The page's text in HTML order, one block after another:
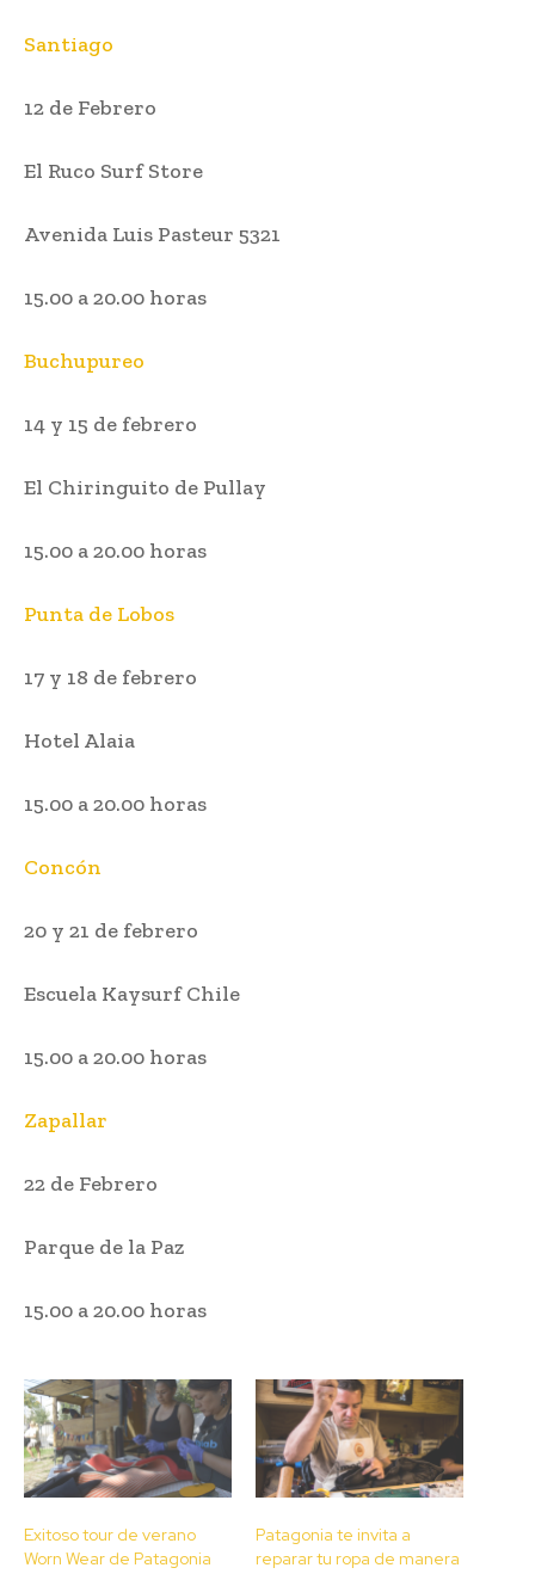
Santiago
12 de Febrero
El Ruco Surf Store
Avenida Luis Pasteur 5321
15.00 a 20.00 horas
Buchupureo
14 y 15 de febrero
El Chiringuito de Pullay
15.00 a 20.00 horas
Punta de Lobos
17 y 18 de febrero
Hotel Alaia
15.00 a 20.00 horas
Concón
20 y 21 de febrero
Escuela Kaysurf Chile
15.00 a 20.00 horas
Zapallar
22 de Febrero
Parque de la Paz
15.00 a 20.00 horas
Exitoso tour de verano
Worn Wear de Patagonia
Patagonia te invita a
reparar tu ropa de manera